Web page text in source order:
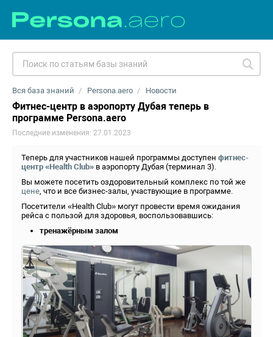
Вся база знаний Persona.aero Новости
Фитнес-центр в аэропорту Дубая теперь в
программе Persona.aero
Последние изменения: 27.01.2023
Теперь для участников нашей программы доступен фитнес-
центр «Health Club» в аэропорту Дубая (терминал 3).
Вы можете посетить оздоровительный комплекс по той же
цене, что и все бизнес-залы, участвующие в программе.
Посетители «Health Club» могут провести время ожидания
рейса с пользой для здоровья, воспользовавшись:
тренажёрным залом